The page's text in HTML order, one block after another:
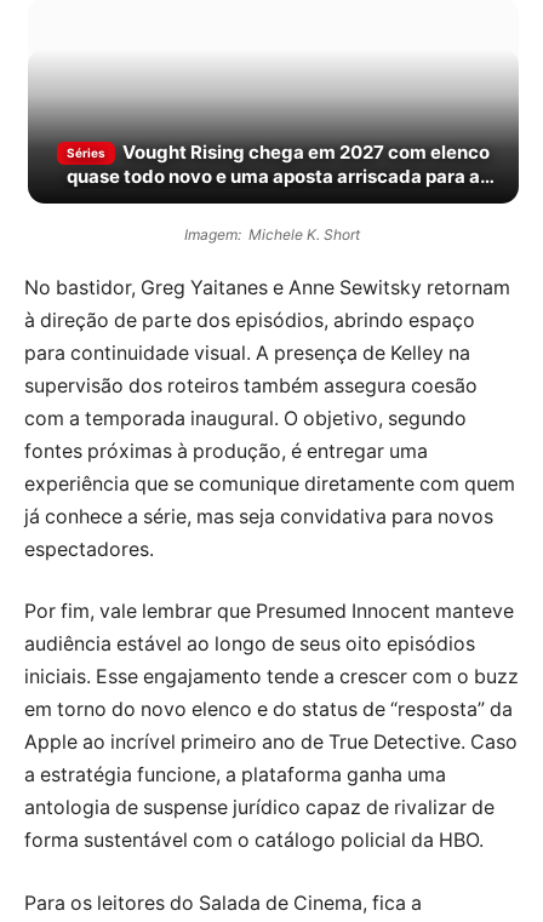
Séries
Vought Rising chega em 2027 com elenco
quase todo novo e uma aposta arriscada para a
franquia
Imagem: Michele K. Short
No bastidor, Greg Yaitanes e Anne Sewitsky retornam
à direção de parte dos episódios, abrindo espaço
para continuidade visual. A presença de Kelley na
supervisão dos roteiros também assegura coesão
com a temporada inaugural. O objetivo, segundo
fontes próximas à produção, é entregar uma
experiência que se comunique diretamente com quem
já conhece a série, mas seja convidativa para novos
espectadores.
Por fim, vale lembrar que Presumed Innocent manteve
audiência estável ao longo de seus oito episódios
iniciais. Esse engajamento tende a crescer com o buzz
em torno do novo elenco e do status de “resposta” da
Apple ao incrível primeiro ano de True Detective. Caso
a estratégia funcione, a plataforma ganha uma
antologia de suspense jurídico capaz de rivalizar de
forma sustentável com o catálogo policial da HBO.
Para os leitores do Salada de Cinema, fica a